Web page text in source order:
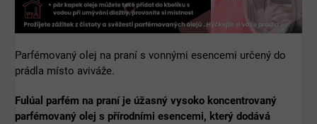
Parfémovaný olej na praní s vonnými esencemi určený do
prádla místo aviváže.
Fulúal parfém na praní je úžasný vysoko koncentrovaný
parfémovaný olej s přírodními esencemi, který dodává